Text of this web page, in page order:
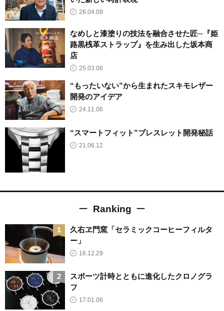
26.04.09
なめしと漆塗りの技法を融合させた匠─『姫
路黒桟革ストラップ』を生み出した坂本商
店
25.03.06
“もったいない”から生まれたスキモレザー
開発のアイデア
24.11.06
“スマートフィット”ブレスレット開発秘話
21.06.12
Ranking
久右ヱ門窯「セラミックコーヒーフィルタ
ー」
16.12.29
スポーツ計時とともに進化したクロノグラ
フ
17.01.06